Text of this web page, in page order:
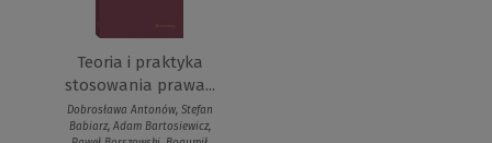
Teoria i praktyka
stosowania prawa...
Dobrosława Antonów, Stefan
Babiarz, Adam Bartosiewicz,